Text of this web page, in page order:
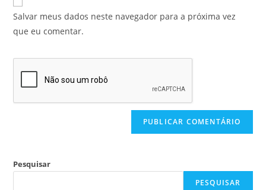
Salvar meus dados neste navegador para a próxima vez
que eu comentar.
Pesquisar
PESQUISAR